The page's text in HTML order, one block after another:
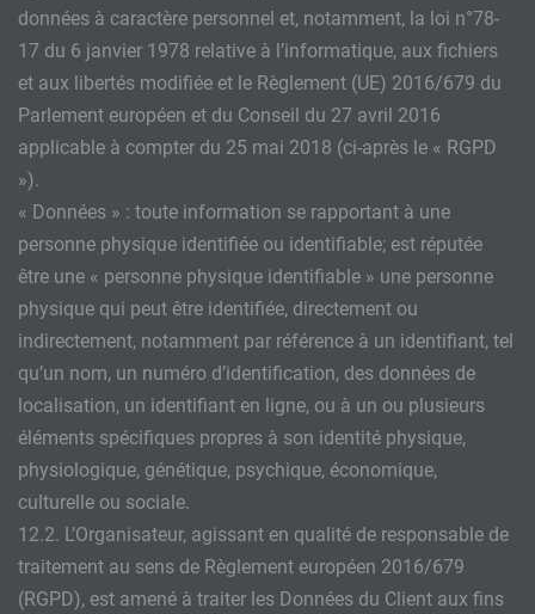
données à caractère personnel et, notamment, la loi n°78-
17 du 6 janvier 1978 relative à l’informatique, aux fichiers
et aux libertés modifiée et le Règlement (UE) 2016/679 du
Parlement européen et du Conseil du 27 avril 2016
applicable à compter du 25 mai 2018 (ci-après le « RGPD
»).
« Données » : toute information se rapportant à une
personne physique identifiée ou identifiable; est réputée
être une « personne physique identifiable » une personne
physique qui peut être identifiée, directement ou
indirectement, notamment par référence à un identifiant, tel
qu’un nom, un numéro d’identification, des données de
localisation, un identifiant en ligne, ou à un ou plusieurs
éléments spécifiques propres à son identité physique,
physiologique, génétique, psychique, économique,
culturelle ou sociale.
12.2. L’Organisateur, agissant en qualité de responsable de
traitement au sens de Règlement européen 2016/679
(RGPD), est amené à traiter les Données du Client aux fins